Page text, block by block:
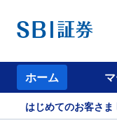
ホーム
はじめてのお客さま